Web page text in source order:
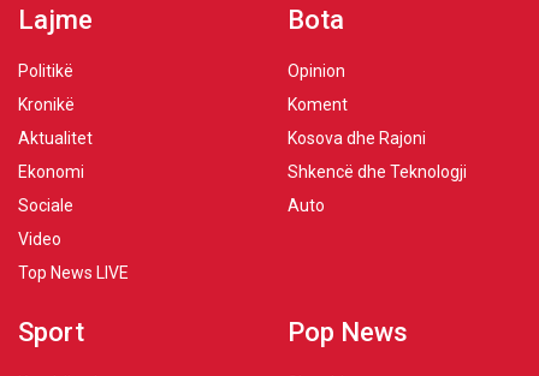
Lajme
Politikë
Kronikë
Aktualitet
Ekonomi
Sociale
Video
Top News LIVE
Bota
Opinion
Koment
Kosova dhe Rajoni
Shkencë dhe Teknologji
Auto
Sport Pop News